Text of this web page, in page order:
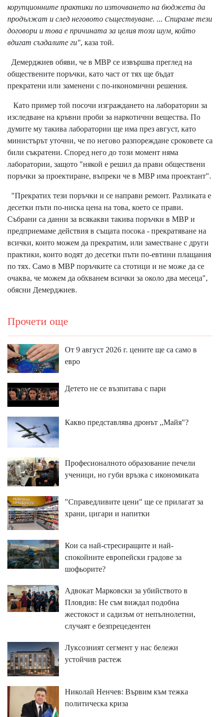
корупционните практики по източването на бюджета да
продължат и след неговото съществуване. ... Спираме тези
договори и това е причината за целия този шум, който
вдигат създалите ги", каза той.
Демерджиев обяви, че в МВР се извършва преглед на
обществените поръчки, като част от тях ще бъдат
прекратени или заменени с по-икономични решения.
Като пример той посочи изграждането на лаборатории за
изследване на кръвни проби за наркотични вещества. По
думите му такива лаборатории ще има през август, като
министърът уточни, че по негово разпореждане сроковете са
били съкратени. Според него до този момент няма
лаборатории, защото "някой е решил да прави обществени
поръчки за проектиране, въпреки че в МВР има проектант".
"Прекратих тези поръчки и се направи ремонт. Разликата е
десетки пъти по-ниска цена на това, което се прави.
Събрани са данни за всякакви такива поръчки в МВР и
предприемаме действия в същата посока - прекратяване на
всички, които можем да прекратим, или заместване с други
практики, които водят до десетки пъти по-евтини плащания
по тях. Само в МВР поръчките са стотици и не може да се
очаква, че можем да обхванем всички за около два месеца",
обясни Демерджиев.
Прочети още
От 9 август 2026 г. цените ще са само в
евро
Детето не се възпитава с пари
Какво представлява дронът ,,Майя"?
Професионалното образование печели
ученици, но губи връзка с икономиката
"Справедливите цени" ще се прилагат за
храни, цигари и напитки
Кои са най-стресиращите и най-
спокойните европейски градове за
шофьорите?
Адвокат Марковски за убийството в
Пловдив: Не съм виждал подобна
жестокост и садизъм от непълнолетни,
случаят е безпрецедентен
Луксозният сегмент у нас бележи
устойчив растеж
Николай Ненчев: Вървим към тежка
политическа криза